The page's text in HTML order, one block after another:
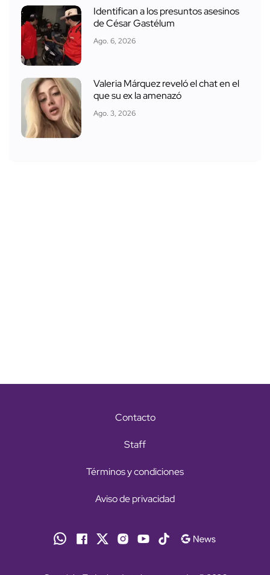
Identifican a los presuntos asesinos
de César Gastélum
Ago. 6, 2026
Valeria Márquez reveló el chat en el
que su ex la amenazó
Ago. 3, 2026
Contacto
Staff
Términos y condiciones
Aviso de privacidad